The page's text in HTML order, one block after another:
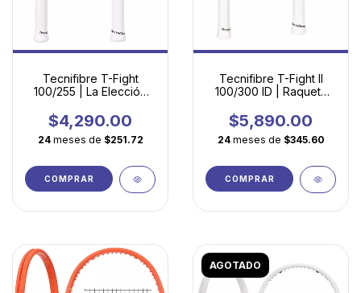
Tecnifibre T-Fight
100/255 | La Elección
Iniciarse en el Tenis
Competitivo
$4,290.00
24 meses de $251.72
COMPRAR
Tecnifibre T-Fight II
100/300 ID | Raqueta
US Open 300g
$5,890.00
24 meses de $345.60
COMPRAR
AGOTADO